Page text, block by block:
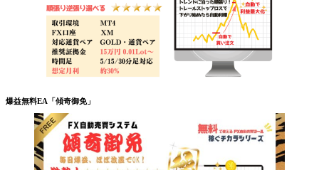
爆益無料EA「傾奇御免」